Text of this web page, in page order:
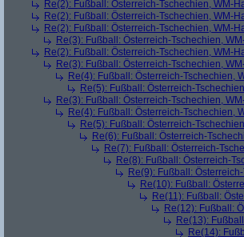
Re(2): Fußball: Österreich-Tschechien, WM-
Re(2): Fußball: Österreich-Tschechien, WM-
Re(2): Fußball: Österreich-Tschechien, WM-
Re(3): Fußball: Österreich-Tschechien,
Re(2): Fußball: Österreich-Tschechien, WM-
Re(3): Fußball: Österreich-Tschechien,
Re(4): Fußball: Österreich-Tschechien,
Re(5): Fußball: Österreich-
Re(3): Fußball: Österreich-Tschechien,
Re(4): Fußball: Österreich-Tschechien,
Re(5): Fußball: Österreich-
Re(6): Fußball: Österreich-
Re(7): Fußball: Österreich-
Re(8): Fußball: Österreich-
Re(9): Fußball:
Re(10): Fußball:
Re(11): Fußball:
Re(12): Fußball:
Re(13):
Re(14):